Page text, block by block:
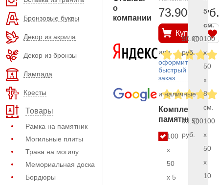
Бронзовые буквы
Декор из акрила
Декор из бронзы
Лампада
Кресты
Товары
Рамка на памятник
Могильные плиты
Трава на могилу
Мемориальная доска
Бордюры
о
компании
73.900 руб.
Купить
или
оформить
быстрый
заказ
и наличные
Комплект
памятника
100
x
50
x 5
5
см.
90.000
руб.
100
x
50
x
8
см.
93.500
руб.
100
x
50
x
10